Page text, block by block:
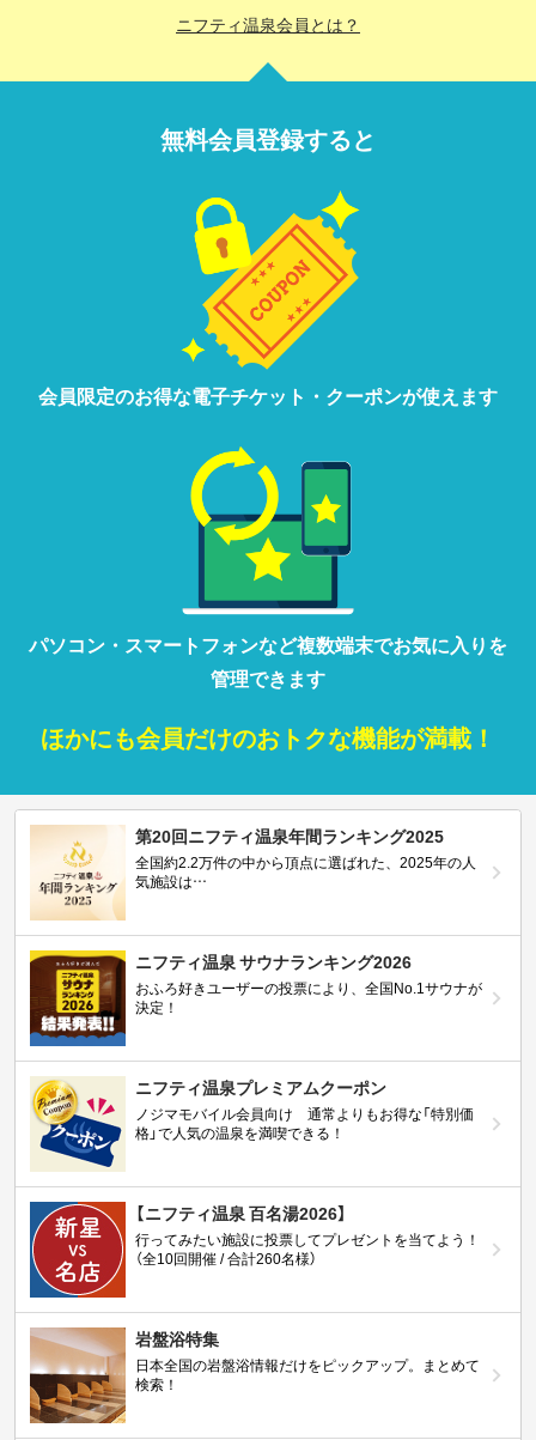
ニフティ温泉会員とは？
無料会員登録すると
会員限定のお得な電子チケット・クーポンが使えます
パソコン・ スマートフォンなど複数端末でお気に入りを
管理できます
ほかにも会員だけのおトクな機能が満載！
第20回ニフティ温泉年間ランキング2025
全国約2.2万件の中から頂点に選ばれた、2025年の人
気施設は…
ニフティ温泉 サウナランキング2026
おふろ好きユーザーの投票により、全国No.1サウナが
決定！
ニフティ温泉プレミアムクーポン
ノジマモバイル会員向け 通常よりもお得な「特別価
格」で人気の温泉を満喫できる！
【ニフティ温泉 百名湯2026】
行ってみたい施設に投票してプレゼントを当てよう！
（全10回開催 / 合計260名様）
岩盤浴特集
日本全国の岩盤浴情報だけをピックアップ。まとめて
検索！